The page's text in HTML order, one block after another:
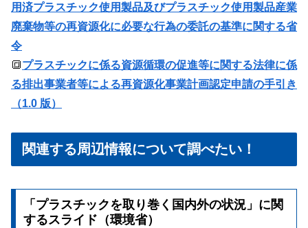
用済プラスチック使用製品及びプラスチック使用製品産業
廃棄物等の再資源化に必要な行為の委託の基準に関する省
令
🔳プラスチックに係る資源循環の促進等に関する法律に係
る排出事業者等による再資源化事業計画認定申請の手引き
（1.0 版）
関連する周辺情報について調べたい！
「プラスチックを取り巻く国内外の状況」に関
するスライド（環境省）